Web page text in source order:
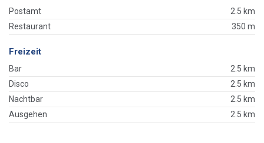
Postamt
2.5 km
Restaurant
350 m
Freizeit
Bar
2.5 km
Disco
2.5 km
Nachtbar
2.5 km
Ausgehen
2.5 km